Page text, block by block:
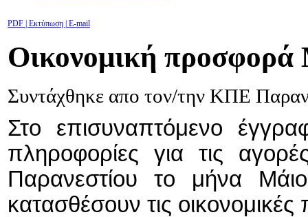
PDF | Εκτύπωση | E-mail
Οικονομική προσφορά
Συντάχθηκε απο τον/την ΚΠΕ
Στο επισυναπτόμενο
πληροφορίες για τις
Παρανεστίου το μήνα
κατασθέσουν τις